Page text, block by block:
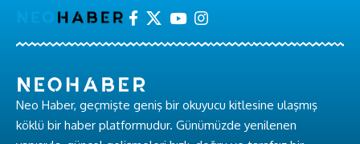
Neo Haber, geçmişte geniş bir okuyucu kitlesine ulaşmış
köklü bir haber platformudur. Günümüzde yenilenen